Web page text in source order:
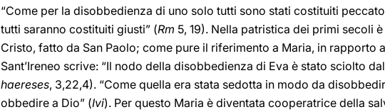
“Come per la disobbedienza di uno solo tutti sono stati costituiti
tutti saranno costituiti giusti” (Rm 5, 19). Nella patristica dei primi secoli
Cristo, fatto da San Paolo; come pure il riferimento a Maria, in rapporto
Sant’Ireneo scrive: “Il nodo della disobbedienza di Eva è stato sciolto
haereses, 3,22,4). “Come quella era stata sedotta in modo da
obbedire a Dio” (Ivi). Per questo Maria è diventata cooperatrice della